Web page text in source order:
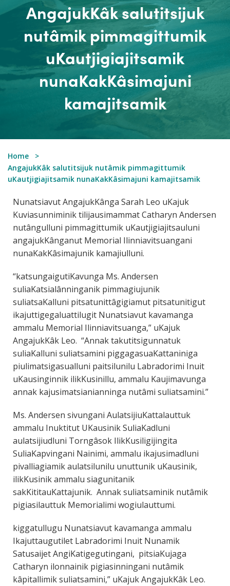
AngajukKâk salutitsijuk
nutâmik pimmagittumik
uKautjigiajitsamik
nunaKakKâsimajuni
kamajitsamik
Home
AngajukKâk salutitsijuk nutâmik pimmagittumik
uKautjigiajitsamik nunaKakKâsimajuni kamajitsamik
Nunatsiavut AngajukKânga Sarah Leo uKajuk
Kuviasunniminik tilijausimammat Catharyn Andersen
nutângulluni pimmagittumik uKautjigiajitsauluni
angajukKânganut Memorial Ilinniavitsuangani
nunaKakKâsimajunik kamajiulluni.
“katsungaigutiKavunga Ms. Andersen
suliaKatsialânninganik pimmagiujunik
suliatsaKalluni pitsatunittâgigiamut pitsatunitigut
ikajuttigegaluattilugit Nunatsiavut kavamanga
ammalu Memorial Ilinniavitsuanga,” uKajuk
AngajukKâk Leo. “Annak takutitsigunnatuk
suliaKalluni suliatsamini piggagasuaKattaniniga
piulimatsigasualluni paitsilunilu Labradorimi Inuit
uKausinginnik ilikKusinillu, ammalu Kaujimavunga
annak kajusimatsianianninga nutâmi suliatsamini.”
Ms. Andersen sivungani AulatsijiuKattalauttuk
ammalu Inuktitut UKausinik SuliaKadluni
aulatsijiudluni Torngâsok IlikKusiligijingita
SuliaKapvingani Nainimi, ammalu ikajusimadluni
pivalliagiamik aulatsilunilu unuttunik uKausinik,
ilikKusinik ammalu siagunitanik
sakKititauKattajunik. Annak suliatsaminik nutâmik
pigiasilauttuk Memorialimi wogiulauttumi.
kiggatullugu Nunatsiavut kavamanga ammalu
Ikajuttaugutilet Labradorimi Inuit Nunamik
Satusaijet AngiKatigegutingani, pitsiaKujaga
Catharyn ilonnainik pigiasinningani nutâmik
kâpitallimik suliatsamini,” uKajuk AngajukKâk Leo.